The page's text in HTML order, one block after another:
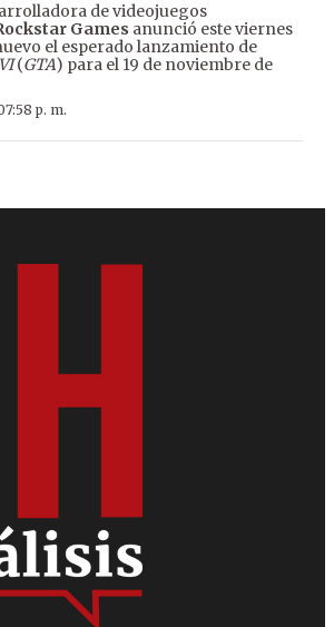
de videojuegos
Games anunció este viernes
el esperado lanzamiento de
(GTA) para el 19 de noviembre de
p. m.